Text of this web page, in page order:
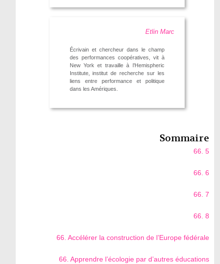
Etlin Marc
Écrivain et chercheur dans le champ
des performances coopératives, vit à
New York et travaille à l’Hemispheric
Institute, institut de recherche sur les
liens entre performance et politique
dans les Amériques.
Sommaire
66. 5
66. 6
66. 7
66. 8
66. Accélérer la construction de l’Europe fédérale
66. Apprendre l’écologie par d’autres éducations